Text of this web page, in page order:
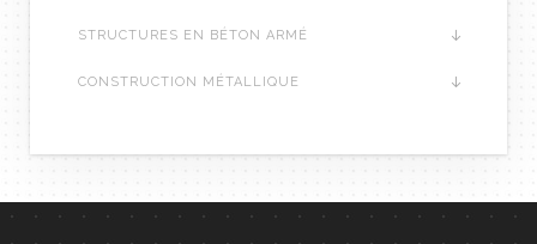
STRUCTURES EN BÉTON ARMÉ
CONSTRUCTION MÉTALLIQUE